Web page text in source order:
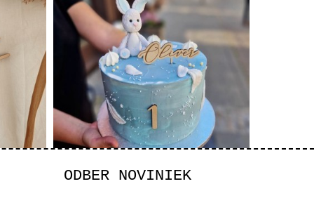
ODBER NOVINIEK